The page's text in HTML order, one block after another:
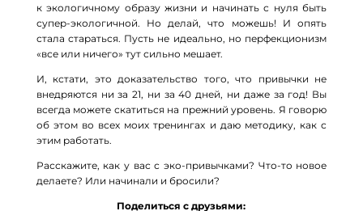
к экологичному образу жизни и начинать с нуля быть
супер-экологичной. Но делай, что можешь! И опять
стала стараться. Пусть не идеально, но перфекционизм
«все или ничего» тут сильно мешает.
И, кстати, это доказательство того, что привычки не
внедряются ни за 21, ни за 40 дней, ни даже за год! Вы
всегда можете скатиться на прежний уровень. Я говорю
об этом во всех моих тренингах и даю методику, как с
этим работать.
Расскажите, как у вас с эко-привычками? Что-то новое
делаете? Или начинали и бросили?
Поделиться с друзьями: